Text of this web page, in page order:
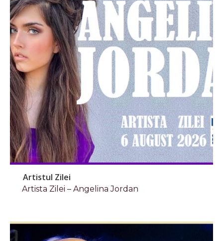
Artistul Zilei
Artista Zilei – Angelina Jordan